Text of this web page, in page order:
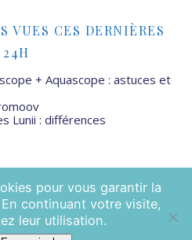
VUES CES DERNIÈRES
24H
+ Aquascope : astuces et
Lunii : différences
Pas Que - 2026 ©
pour vous garantir la
continuant votre visite,
leur utilisation.